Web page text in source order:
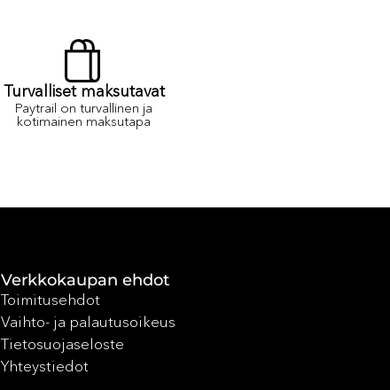
Turvalliset maksutavat
Paytrail on turvallinen ja
kotimainen maksutapa
Verkkokaupan ehdot
Toimitusehdot
Vaihto- ja palautusoikeus
Tietosuojaseloste
Yhteystiedot